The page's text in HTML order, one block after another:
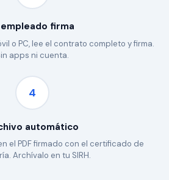
empleado firma
o PC, lee el contrato completo y firma.
apps ni cuenta.
4
automático
el PDF firmado con el certificado de
Archívalo en tu SIRH.